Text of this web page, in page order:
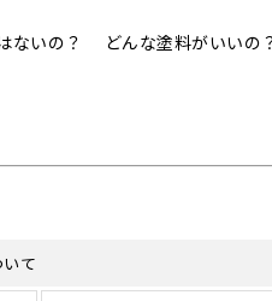
ないの？ どんな塗料がいいの
て